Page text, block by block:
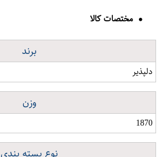
مختصات کالا
برند
دلپذیر
وزن
1870
نوع بسته بندی